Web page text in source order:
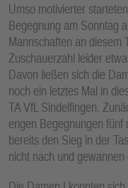
Umso motivierter
Begegnung am Sonntag
Mannschaften an diesem
Zuschauerzahl leider
Davon ließen sich die
noch ein letztes Mal in
TA VfL Sindelfingen.
engen Begegnungen
bereits den Sieg in der
nicht nach und